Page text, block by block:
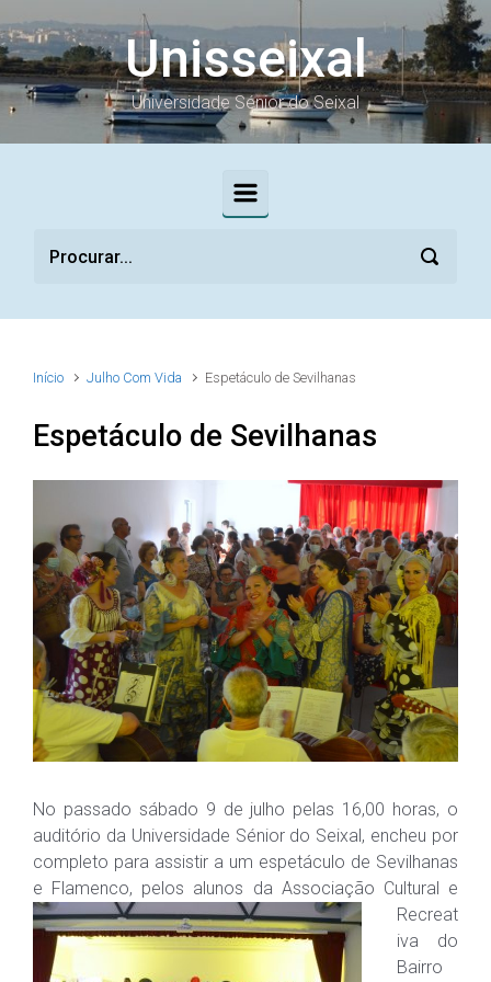
Skip to main content
Unisseixal
Universidade Sénior do Seixal
Início Julho Com Vida Espetáculo de Sevilhanas
Espetáculo de Sevilhanas
No passado sábado 9 de julho pelas 16,00 horas, o
auditório da Universidade Sénior do Seixal, encheu por
completo para assistir a um espetáculo de Sevilhanas
e Flamenco, pelos alunos da Associação Cultural e
Recreat
iva do
Bairro